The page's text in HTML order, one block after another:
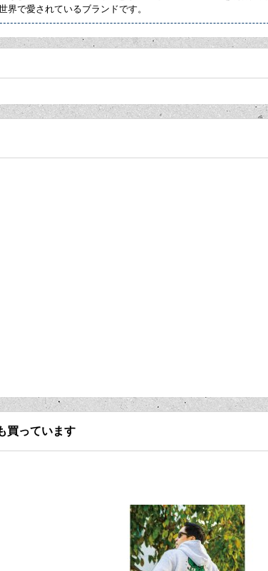
界で愛されているブランドです。
買っています